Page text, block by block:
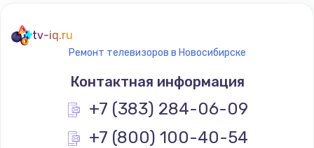
Не сопряжается с устройством
Помехи и искажение звука
tv-iq.ru
Ремонт телевизоров в Новосибирске
Контактная информация
+7 (383) 284-06-09
+7 (800) 100-40-54